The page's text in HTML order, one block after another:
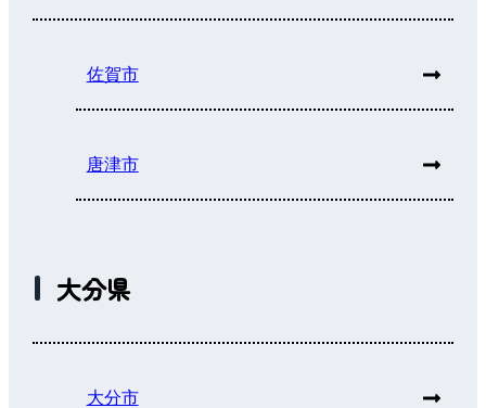
佐賀市
唐津市
大分県
大分市